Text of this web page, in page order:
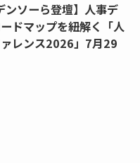
ンソーら登壇】人事デ
ドマップを紐解く「人
レンス2026」7月29